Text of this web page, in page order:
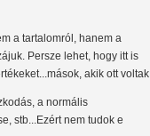
a tartalomról, hanem a
Persze lehet, hogy itt is
akik ott
a normális
stb...Ezért nem tudok e